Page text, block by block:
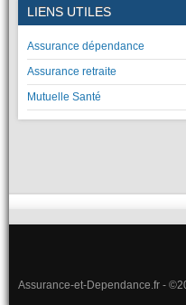
LIENS UTILES
Assurance dépendance
Assurance retraite
Mutuelle Santé
Assurance-et-Dependance.fr -